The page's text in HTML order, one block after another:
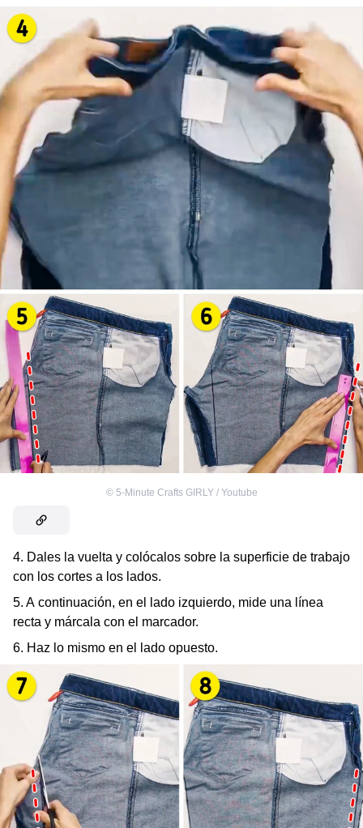
© 5-Minute Crafts GIRLY / Youtube
4. Dales la vuelta y colócalos sobre la superficie de trabajo
con los cortes a los lados.
5. A continuación, en el lado izquierdo, mide una línea
recta y márcala con el marcador.
6. Haz lo mismo en el lado opuesto.